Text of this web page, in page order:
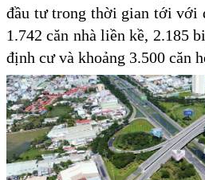
đầu tư trong thời gian tới với
1.742 căn nhà liền kề, 2.185
định cư và khoảng 3.500 căn